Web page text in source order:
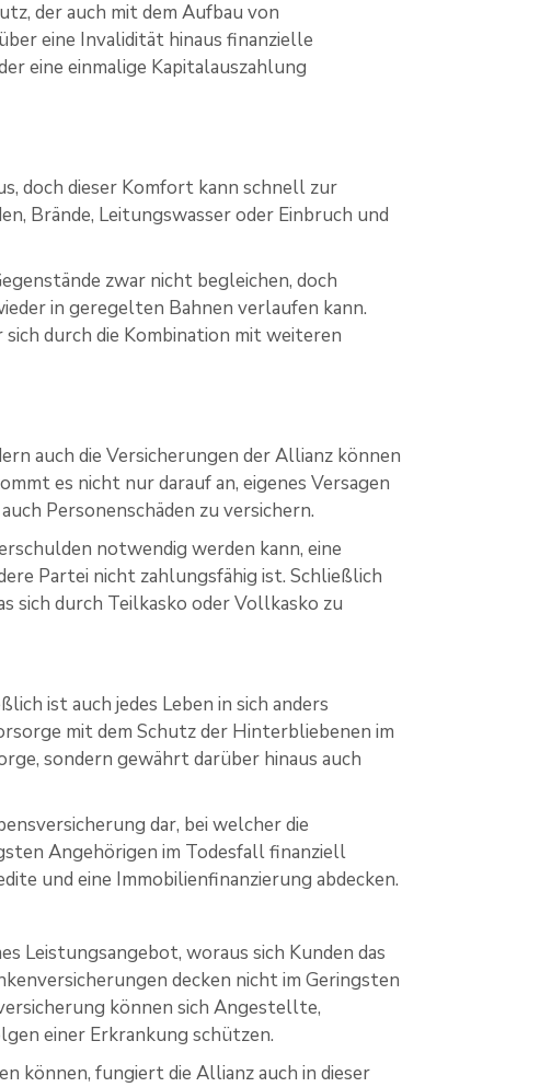
der auch mit dem Aufbau von
eine Invalidität hinaus finanzielle
eine einmalige Kapitalauszahlung
doch dieser Komfort kann schnell zur
Brände, Leitungswasser oder Einbruch und
zwar nicht begleichen, doch
in geregelten Bahnen verlaufen kann.
durch die Kombination mit weiteren
auch die Versicherungen der Allianz können
es nicht nur darauf an, eigenes Versagen
Personenschäden zu versichern.
notwendig werden kann, eine
Partei nicht zahlungsfähig ist. Schließlich
sich durch Teilkasko oder Vollkasko zu
ist auch jedes Leben in sich anders
mit dem Schutz der Hinterbliebenen im
sondern gewährt darüber hinaus auch
dar, bei welcher die
Angehörigen im Todesfall finanziell
und eine Immobilienfinanzierung abdecken.
Leistungsangebot, woraus sich Kunden das
decken nicht im Geringsten
können sich Angestellte,
einer Erkrankung schützen.
können, fungiert die Allianz auch in dieser